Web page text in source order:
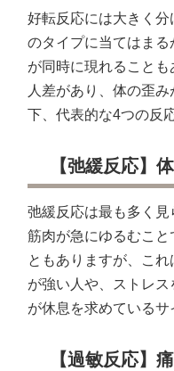
好転反応には大きく
のタイプに当てはま
が同時に現れること
人差があり、体の歪
下、代表的な4つの反
【弛緩反応】
弛緩反応は最も多く
筋肉が急にゆるむこ
ともありますが、こ
が強い人や、ストレ
が休息を求めている
【過敏反応】